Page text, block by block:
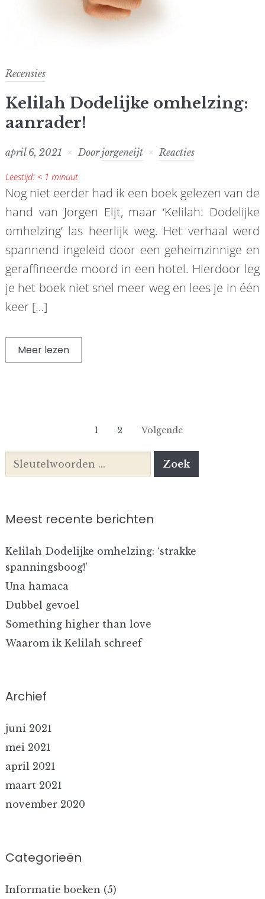
Recensies
Kelilah Dodelijke omhelzing:
aanrader!
april 6, 2021 Doorjorgeneijt Reacties
Leestijd: < 1 minuut
Nog niet eerder had ik een boek gelezen van de
hand van Jorgen Eijt, maar ‘Kelilah: Dodelijke
omhelzing’ las heerlijk weg. Het verhaal werd
spannend ingeleid door een geheimzinnige en
geraffineerde moord in een hotel. Hierdoor leg
je het boek niet snel meer weg en lees je in één
keer […]
Meer lezen
1 2 Volgende
Meest recente berichten
Kelilah Dodelijke omhelzing: ‘strakke
spanningsboog!’
Una hamaca
Dubbel gevoel
Something higher than love
Waarom ik Kelilah schreef
Archief
juni 2021
mei 2021
april 2021
maart 2021
november 2020
Categorieën
Informatie boeken (5)